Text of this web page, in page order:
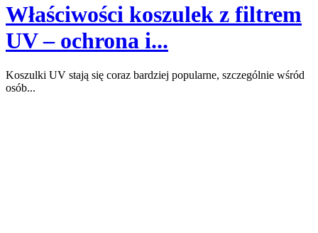
Właściwości koszulek z filtrem
UV – ochrona i...
Koszulki UV stają się coraz bardziej popularne, szczególnie wśród
osób...